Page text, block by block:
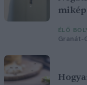
ÉLŐ
Granát-